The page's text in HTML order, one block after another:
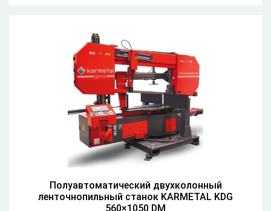
Полуавтоматический двухколонный
ленточнопильный станок KARMETAL KDG
560×1050 DM